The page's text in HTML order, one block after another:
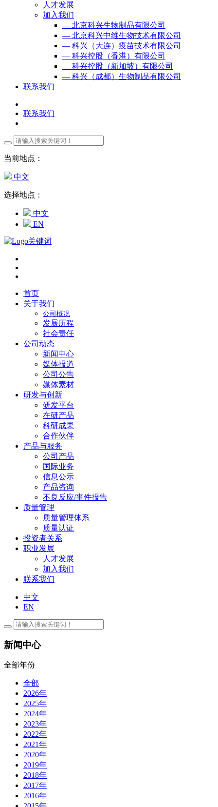
人才发展
加入我们
— 北京科兴生物制品有限公司
— 北京科兴中维生物技术有限公司
— 科兴（大连）疫苗技术有限公司
— 科兴控股（香港）有限公司
— 科兴控股（新加坡）有限公司
— 科兴（成都）生物制品有限公司
联系我们
联系我们
当前地点：
中文
选择地点：
中文
EN
首页
关于我们
公司概况
发展历程
社会责任
公司动态
新闻中心
媒体报道
公司公告
媒体素材
研发与创新
研发平台
在研产品
科研成果
合作伙伴
产品与服务
公司产品
国际业务
信息公示
产品咨询
不良反应/事件报告
质量管理
质量管理体系
质量认证
投资者关系
职业发展
人才发展
加入我们
联系我们
中文
EN
新闻中心
全部年份
全部
2026年
2025年
2024年
2023年
2022年
2021年
2020年
2019年
2018年
2017年
2016年